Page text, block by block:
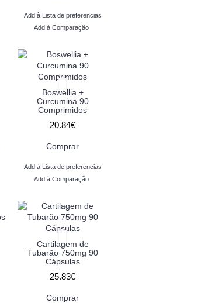
Add à Lista de preferencias
Add à Comparação
Boswellia +
Curcumina 90
Comprimidos
20.84€
Comprar
Add à Lista de preferencias
Add à Comparação
Cartilagem de
Tubarão 750mg 90
Cápsulas
25.83€
Comprar